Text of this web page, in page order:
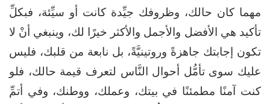
مهما كان حالك، وظروفك جيِّدة كانت أو سيِّئة، فبكلِّ
تأكيد هي الأفضل والأجمل والأكثر خيرًا لك، وينبغي أنْ لا
تكون إجابتك جاهزةً وروتينيَّةً، بل نابعة من قلبك، فليس
عليك سوى تأمُّل أحوال النَّاس لتعرف قيمة حالك، فلو
كنت آمنًا مطمئنًا في بيتك، وعملك، ووطنك، وفي أتمِّ